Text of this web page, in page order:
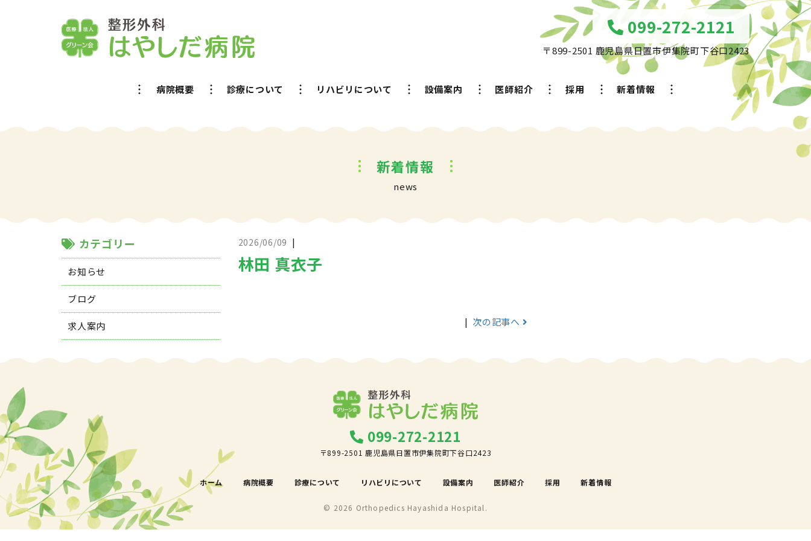
099-272-2121
〒899-2501 鹿児島県日置市伊集院町下谷口2423
病院概要 診療について リハビリについて 設備案内 医師紹介 採用 新着情報
新着情報
news
カテゴリー
お知らせ
ブログ
求人案内
2026/06/09 |
林田 真衣子
| 次の記事へ
099-272-2121
〒899-2501 鹿児島県日置市伊集院町下谷口2423
ホーム 病院概要 診療について リハビリについて 設備案内 医師紹介 採用 新着情報
© 2026 Orthopedics Hayashida Hospital.